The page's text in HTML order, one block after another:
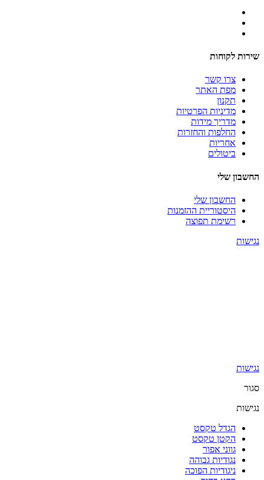
שירות לקוחות
צרו קשר
מפת האתר
תקנון
מדיניות הפרטיות
מדריך מידות
החלפות והחזרות
אחריות
ביטולים
החשבון שלי
החשבון שלי
היסטוריית ההזמנות
רשימת תפוצה
נגישות
נגישות
סגור
נגישות
הגדל טקסט
הקטן טקסט
גווני אפור
נגודיות גבוהה
ניגודיות הפוכה